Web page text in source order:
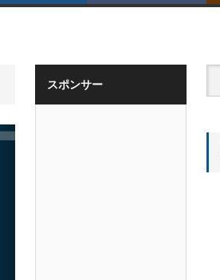
スポンサー